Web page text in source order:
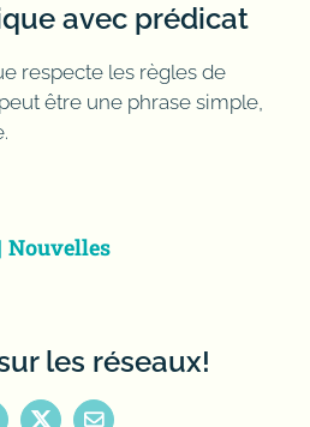
avec prédicat
respecte les règles de
être une phrase simple,
nature
| Nouvelles
les réseaux!